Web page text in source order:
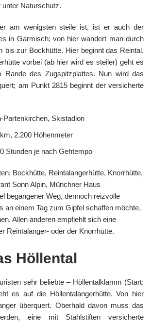
unter Naturschutz.
am wenigsten steile ist, ist er auch der
in Garmisch; von hier wandert man durch
bis zur Bockhütte. Hier beginnt das Reintal.
vorbei (ab hier wird es steiler) geht es
Rande des Zugspitzplattes. Nun wird das
am Punkt 2815 beginnt der versicherte
Partenkirchen, Skistadion
2.200 Höhenmeter
Stunden je nach Gehtempo
Bockhütte, Reintalangerhütte, Knorrhütte,
Sonn Alpin, Münchner Haus
begangener Weg, dennoch reizvolle
an einem Tag zum Gipfel schaffen möchte,
Allen anderen empfiehlt sich eine
Reintalanger- oder der Knorrhütte.
Höllental
sehr beliebte – Höllentalklamm (Start:
es auf die Höllentalangerhütte. Von hier
überquert. Oberhald davon muss das
eine mit Stahlstiften versicherte